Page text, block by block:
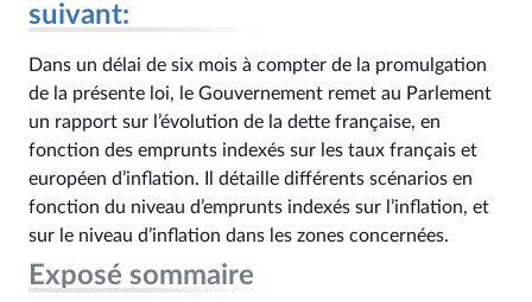
suivant:
Dans un délai de six mois à compter de la promulgation
de la présente loi, le Gouvernement remet au Parlement
un rapport sur l’évolution de la dette française, en
fonction des emprunts indexés sur les taux français et
européen d’inflation. Il détaille différents scénarios en
fonction du niveau d’emprunts indexés sur l’inflation, et
sur le niveau d’inflation dans les zones concernées.
Exposé sommaire